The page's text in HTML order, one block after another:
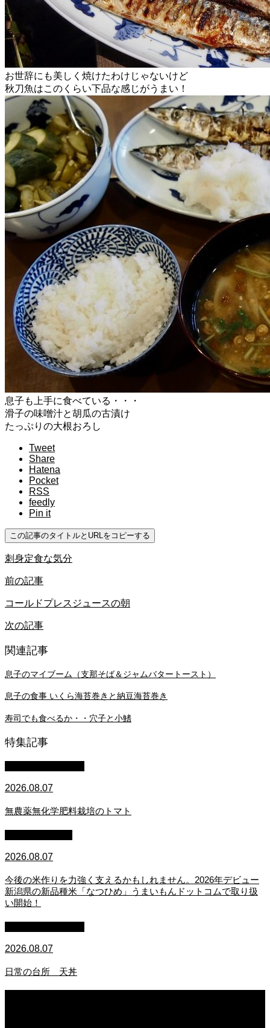
お世辞にも美しく焼けたわけじゃないけど
秋刀魚はこのくらい下品な感じがうまい！
息子も上手に食べている・・・
滑子の味噌汁と胡瓜の古漬け
たっぷりの大根おろし
Tweet
Share
Hatena
Pocket
RSS
feedly
Pin it
この記事のタイトルとURLをコピーする
刺身定食な気分
前の記事
コールドプレスジュースの朝
次の記事
関連記事
息子のマイブーム（支那そば＆ジャムバタートースト）
息子の食事 いくら海苔巻きと納豆海苔巻き
寿司でも食べるか・・穴子と小鰭
特集記事
2026.08.07
無農薬無化学肥料栽培のトマト
2026.08.07
今後の米作りを力強く支えるかもしれません。2026年デビュー
新潟県の新品種米「なつひめ」うまいもんドットコムで取り扱
い開始！
2026.08.07
日常の台所 天丼